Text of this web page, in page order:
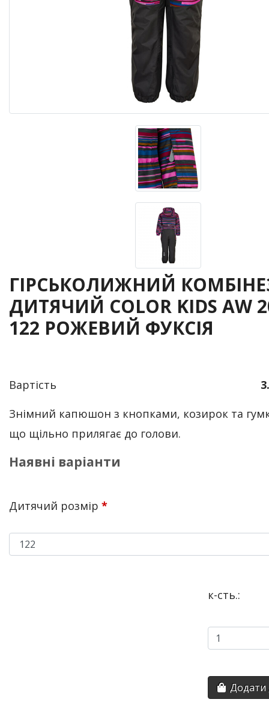
ГІРСЬКОЛИЖНИЙ
ДИТЯЧИЙ COLOR KIDS AW
122 РОЖЕВИЙ ФУКСІЯ
Вартість
Знімний капюшон з кнопками, козирок та
що щільно прилягає до голови.
Наявні варіанти
Дитячий розмір *
к-сть.:
Додати